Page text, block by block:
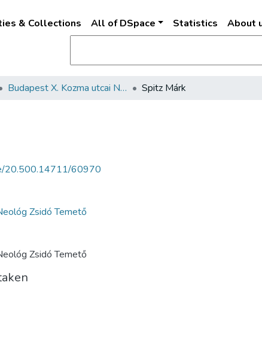
& Collections All of DSpace Statistics About
Budapest X. Kozma utcai Neológ Zsidó Temető Spitz Márk
20.500.14711/60970
Zsidó Temető
Zsidó Temető